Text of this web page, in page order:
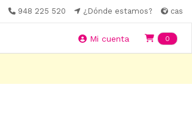
948 225 520 ¿Dónde estamos? cas
Mi cuenta 0